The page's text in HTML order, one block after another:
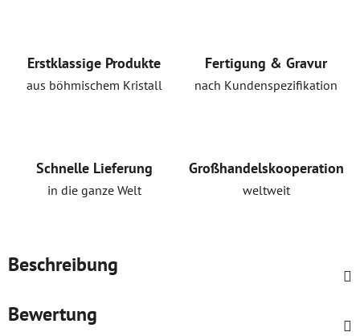
Erstklassige Produkte
aus böhmischem Kristall
Fertigung & Gravur
nach Kundenspezifikation
Schnelle Lieferung
in die ganze Welt
Großhandelskooperation
weltweit
Beschreibung
Bewertung